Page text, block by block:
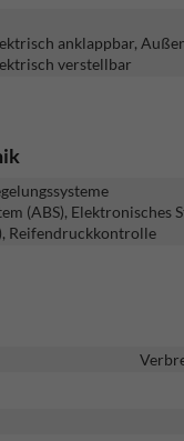
anklappbar,
verstellbar
(ABS), Elektronisches
Reifendruckkontrolle